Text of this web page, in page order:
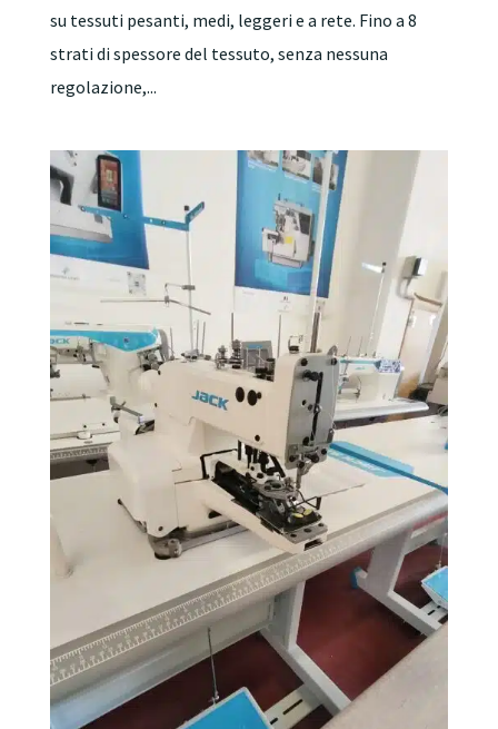
su tessuti pesanti, medi, leggeri e a rete. Fino a 8
strati di spessore del tessuto, senza nessuna
regolazione,...